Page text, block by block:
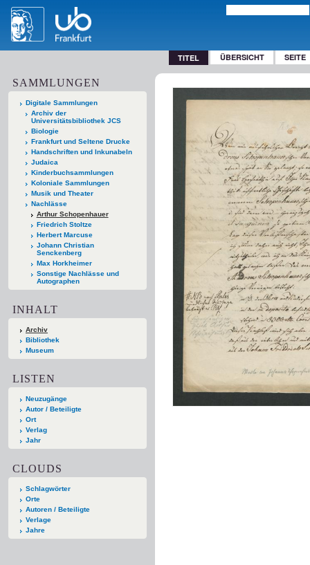
TITEL ÜBERSICHT SEITE
SAMMLUNGEN
Digitale Sammlungen
Archiv der
Universitätsbibliothek JCS
Biologie
Frankfurt und Seltene Drucke
Handschriften und Inkunabeln
Judaica
Kinderbuchsammlungen
Koloniale Sammlungen
Musik und Theater
Nachlässe
Arthur Schopenhauer
Friedrich Stoltze
Herbert Marcuse
Johann Christian
Senckenberg
Max Horkheimer
Sonstige Nachlässe und
Autographen
INHALT
Archiv
Bibliothek
Museum
LISTEN
Neuzugänge
Autor / Beteiligte
Ort
Verlag
Jahr
CLOUDS
Schlagwörter
Orte
Autoren / Beteiligte
Verlage
Jahre